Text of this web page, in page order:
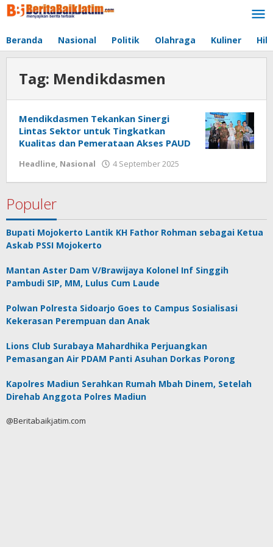
Lewati
ke
Beranda Nasional Politik Olahraga Kuliner
Tag: Mendikdasmen
Mendikdasmen Tekankan Sinergi
Lintas Sektor untuk Tingkatkan
Kualitas dan Pemerataan Akses PAUD
Headline, Nasional 4 September 2025
Populer
Bupati Mojokerto Lantik KH Fathor Rohman sebagai Ketua
Askab PSSI Mojokerto
Mantan Aster Dam V/Brawijaya Kolonel Inf Singgih
Pambudi SIP, MM, Lulus Cum Laude
Polwan Polresta Sidoarjo Goes to Campus Sosialisasi
Kekerasan Perempuan dan Anak
Lions Club Surabaya Mahardhika Perjuangkan
Pemasangan Air PDAM Panti Asuhan Dorkas Porong
Kapolres Madiun Serahkan Rumah Mbah Dinem, Setelah
Direhab Anggota Polres Madiun
@Beritabaikjatim.com